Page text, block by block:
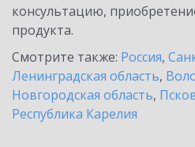
консультацию,
продукта.
Смотрите также: Россия,
Ленинградская область,
Новгородская область,
Республика Карелия